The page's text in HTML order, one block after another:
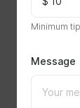
ABOUT
FEED
Minimum
Message